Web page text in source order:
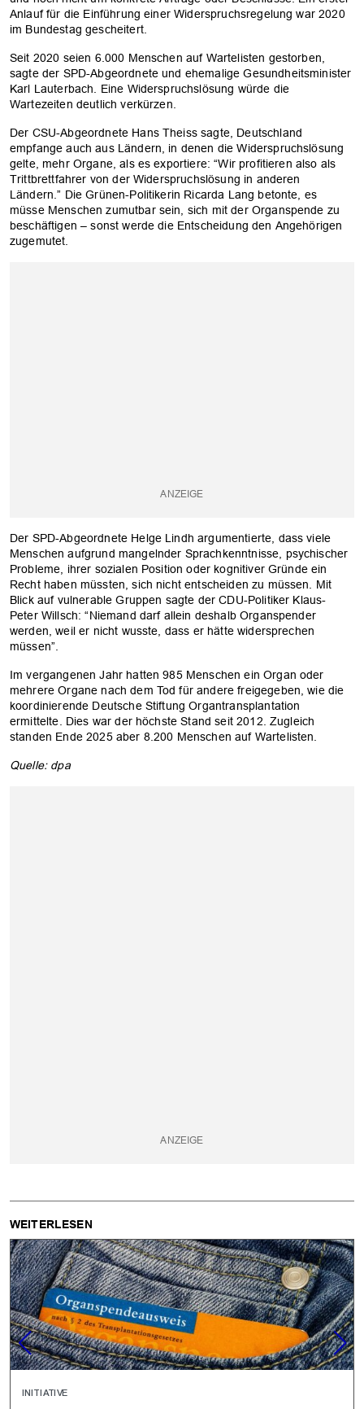
Anlauf für die Einführung einer Widerspruchsregelung war 2020
im Bundestag gescheitert.
Seit 2020 seien 6.000 Menschen auf Wartelisten gestorben,
sagte der SPD-Abgeordnete und ehemalige Gesundheitsminister
Karl Lauterbach. Eine Widerspruchslösung würde die
Wartezeiten deutlich verkürzen.
Der CSU-Abgeordnete Hans Theiss sagte, Deutschland
empfange auch aus Ländern, in denen die Widerspruchslösung
gelte, mehr Organe, als es exportiere: “Wir profitieren also als
Trittbrettfahrer von der Widerspruchslösung in anderen
Ländern.” Die Grünen-Politikerin Ricarda Lang betonte, es
müsse Menschen zumutbar sein, sich mit der Organspende zu
beschäftigen – sonst werde die Entscheidung den Angehörigen
zugemutet.
Der SPD-Abgeordnete Helge Lindh argumentierte, dass viele
Menschen aufgrund mangelnder Sprachkenntnisse, psychischer
Probleme, ihrer sozialen Position oder kognitiver Gründe ein
Recht haben müssten, sich nicht entscheiden zu müssen. Mit
Blick auf vulnerable Gruppen sagte der CDU-Politiker Klaus-
Peter Willsch: “Niemand darf allein deshalb Organspender
werden, weil er nicht wusste, dass er hätte widersprechen
müssen”.
Im vergangenen Jahr hatten 985 Menschen ein Organ oder
mehrere Organe nach dem Tod für andere freigegeben, wie die
koordinierende Deutsche Stiftung Organtransplantation
ermittelte. Dies war der höchste Stand seit 2012. Zugleich
standen Ende 2025 aber 8.200 Menschen auf Wartelisten.
Quelle: dpa
WEITERLESEN
INITIATIVE